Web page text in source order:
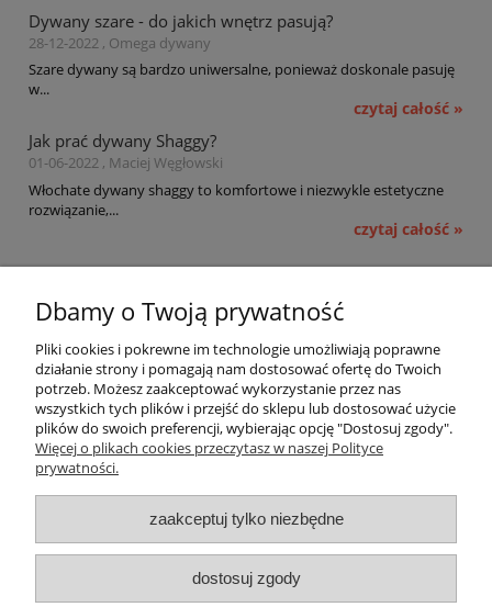
Dywany szare - do jakich wnętrz pasują?
28-12-2022 , Omega dywany
Szare dywany są bardzo uniwersalne, ponieważ doskonale pasuję
w...
czytaj całość »
Jak prać dywany Shaggy?
01-06-2022 , Maciej Węgłowski
Włochate dywany shaggy to komfortowe i niezwykle estetyczne
rozwiązanie,...
czytaj całość »
Płatności i dostawa
Informacje
O nas
Witosz i Spółka
Dbamy o Twoją prywatność
Pliki cookies i pokrewne im technologie umożliwiają poprawne
działanie strony i pomagają nam dostosować ofertę do Twoich
potrzeb. Możesz zaakceptować wykorzystanie przez nas
wszystkich tych plików i przejść do sklepu lub dostosować użycie
plików do swoich preferencji, wybierając opcję "Dostosuj zgody".
Więcej o plikach cookies przeczytasz w naszej Polityce
prywatności.
zaakceptuj tylko niezbędne
dostosuj zgody